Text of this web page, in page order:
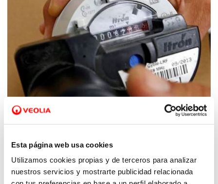
Esta página web usa cookies
Utilizamos cookies propias y de terceros para analizar
nuestros servicios y mostrarte publicidad relacionada
21 OCT 2024
premia a Cetaqua Comunitat Valenciana,
Hidraqua y Milmoh por su solución
tecnológica para identificar las viviendas